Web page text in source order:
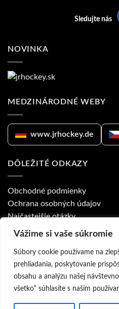
Vážime si vaše súkromie
Súbory cookie používame na
prehliadania, poskytovanie
obsahu a analýzu našej
všetko“ súhlasíte s naším
Sledujte nás
NOVINKA
MEDZINÁRODNÉ WEBY
www.jrhockey.de
DÔLEŽITÉ ODKAZY
Obchodné podmienky
Ochrana osobných údajov
Najčastejšie otázky
Ponuka pre kluby